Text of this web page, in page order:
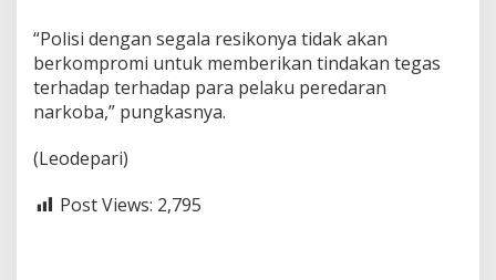
“Polisi dengan segala resikonya tidak akan
berkompromi untuk memberikan tindakan tegas
terhadap terhadap para pelaku peredaran
narkoba,” pungkasnya.
(Leodepari)
Post Views: 2,795